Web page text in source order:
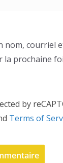
nom, courriel
prochaine
by
Terms of